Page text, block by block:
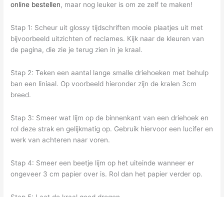
online bestellen, maar nog leuker is om ze zelf te maken!
Stap 1: Scheur uit glossy tijdschriften mooie plaatjes uit met
bijvoorbeeld uitzichten of reclames. Kijk naar de kleuren van
de pagina, die zie je terug zien in je kraal.
Stap 2: Teken een aantal lange smalle driehoeken met behulp
ban een liniaal. Op voorbeeld hieronder zijn de kralen 3cm
breed.
Stap 3: Smeer wat lijm op de binnenkant van een driehoek en
rol deze strak en gelijkmatig op. Gebruik hiervoor een lucifer en
werk van achteren naar voren.
Stap 4: Smeer een beetje lijm op het uiteinde wanneer er
ongeveer 3 cm papier over is. Rol dan het papier verder op.